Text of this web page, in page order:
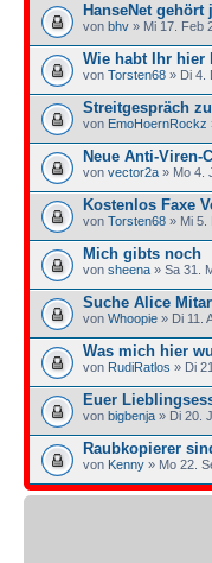
HanseNet
von bhv » Mi 17. Feb
Wie habt Ihr hier
von Torsten68 » Di 4.
Streitgespräch
von EmoHoernRockz
Neue Anti-Viren-
von vector2a » Mo 4.
Kostenlos Faxe
von Torsten68 » Mi 5.
Mich gibts noch
von sheena » Sa 31.
Suche Alice
von Whoopie » Di 11.
Was mich hier
von RudiRatlos » Di
Euer
von bigbenja » Di 20.
Raubkopierer
von Kenny » Mo 22.